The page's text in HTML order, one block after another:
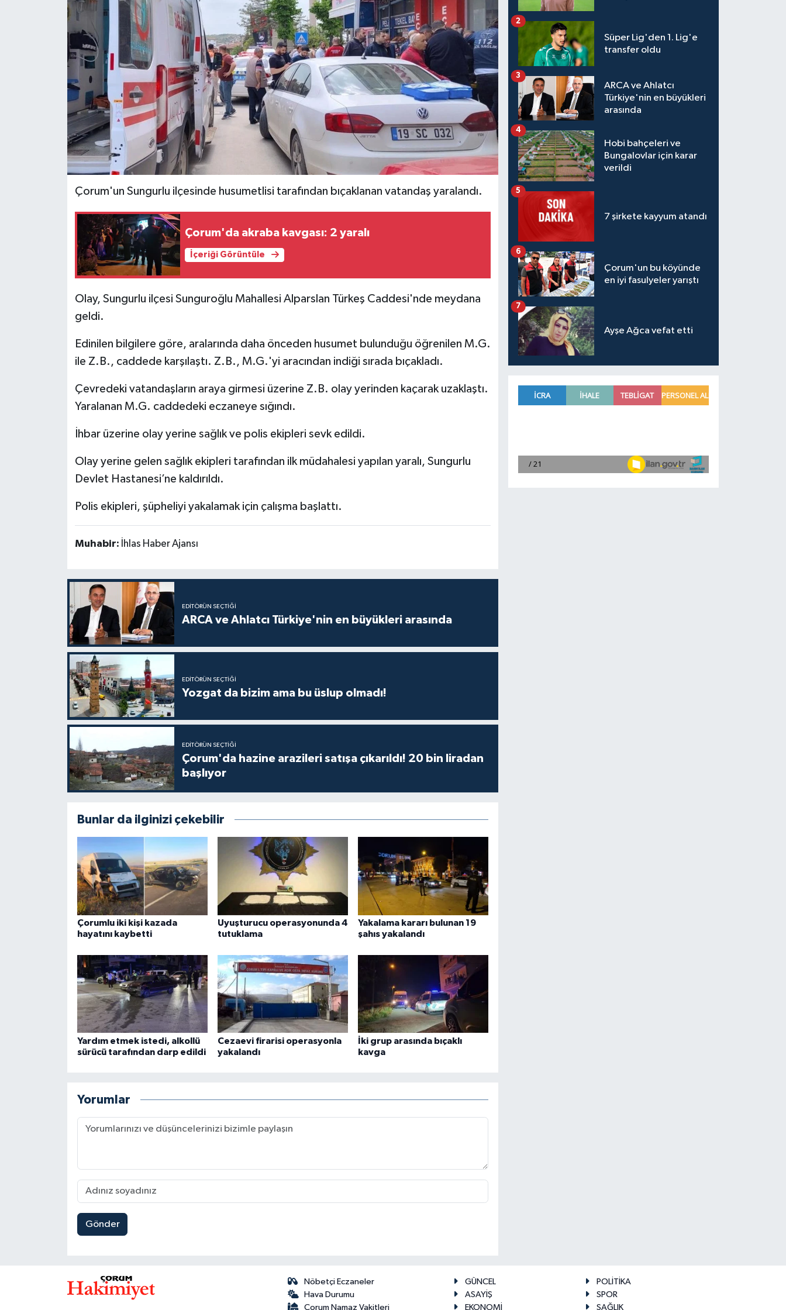
Çorum'un Sungurlu ilçesinde husumetlisi tarafından bıçaklanan vatandaş yaralandı.
Çorum'da akraba kavgası: 2 yaralı
İçeriği Görüntüle
Olay, Sungurlu ilçesi Sunguroğlu Mahallesi Alparslan Türkeş Caddesi'nde meydana
geldi.
Edinilen bilgilere göre, aralarında daha önceden husumet bulunduğu öğrenilen M.G.
ile Z.B., caddede karşılaştı. Z.B., M.G.'yi aracından indiği sırada bıçakladı.
Çevredeki vatandaşların araya girmesi üzerine Z.B. olay yerinden kaçarak uzaklaştı.
Yaralanan M.G. caddedeki eczaneye sığındı.
İhbar üzerine olay yerine sağlık ve polis ekipleri sevk edildi.
Olay yerine gelen sağlık ekipleri tarafından ilk müdahalesi yapılan yaralı, Sungurlu
Devlet Hastanesi’ne kaldırıldı.
Polis ekipleri, şüpheliyi yakalamak için çalışma başlattı.
Muhabir: İhlas Haber Ajansı
EDITÖRÜN SEÇTIĞI
ARCA ve Ahlatcı Türkiye'nin en büyükleri arasında
EDITÖRÜN SEÇTIĞI
Yozgat da bizim ama bu üslup olmadı!
EDITÖRÜN SEÇTIĞI
Çorum'da hazine arazileri satışa çıkarıldı! 20 bin liradan
başlıyor
Bunlar da ilginizi çekebilir
Çorumlu iki kişi kazada
hayatını kaybetti
Uyuşturucu operasyonunda 4
tutuklama
Yakalama kararı bulunan 19
şahıs yakalandı
Yardım etmek istedi, alkollü
sürücü tarafından darp edildi
Cezaevi firarisi operasyonla
yakalandı
İki grup arasında bıçaklı
kavga
Yorumlar
Gönder
Süper Lig'den 1. Lig'e
transfer oldu
2
ARCA ve Ahlatcı
Türkiye'nin en büyükleri
arasında
3
Hobi bahçeleri ve
Bungalovlar için karar
verildi
4
7 şirkete kayyum atandı
5
Çorum'un bu köyünde
en iyi fasulyeler yarıştı
6
Ayşe Ağca vefat etti
7
Nöbetçi Eczaneler
Hava Durumu
Çorum Namaz Vakitleri
GÜNCEL
POLİTİKA
ASAYİŞ
SPOR
EKONOMİ
SAĞLIK
İLÇELER
OTOPARK
TEKNOLOJİ